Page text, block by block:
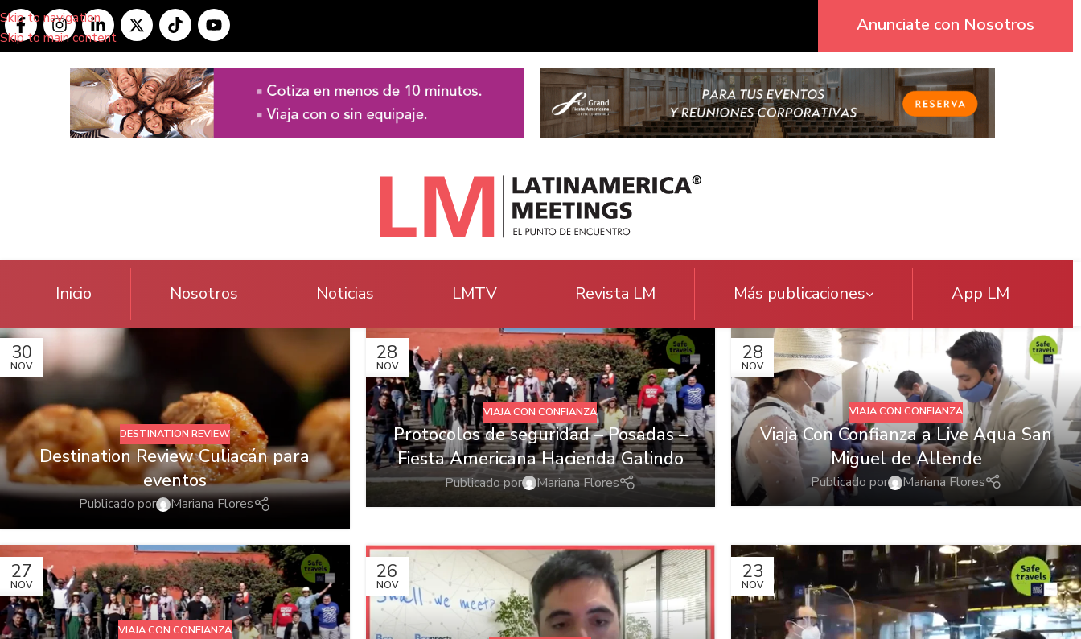
Skip to navigation
Skip to main content
Anunciate con Nosotros
Inicio Nosotros Noticias LMTV Revista LM Más publicaciones App LM
30
NOV
DESTINATION REVIEW
Destination Review Culiacán para
eventos
Publicado por Mariana Flores
28
NOV
VIAJA CON CONFIANZA
Protocolos de seguridad – Posadas –
Fiesta Americana Hacienda Galindo
Publicado por Mariana Flores
28
NOV
VIAJA CON CONFIANZA
Viaja Con Confianza a Live Aqua San
Miguel de Allende
Publicado por Mariana Flores
27
NOV
VIAJA CON CONFIANZA
26
NOV
23
NOV